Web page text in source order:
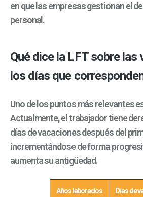
en que las empresas gestionan el
personal.
Qué dice la LFT sobre las
los días que
Uno de los puntos más relevantes
Actualmente, el trabajador tiene
días de vacaciones después del
incrementándose de forma
aumenta su antigüedad.
Años laborados Días de